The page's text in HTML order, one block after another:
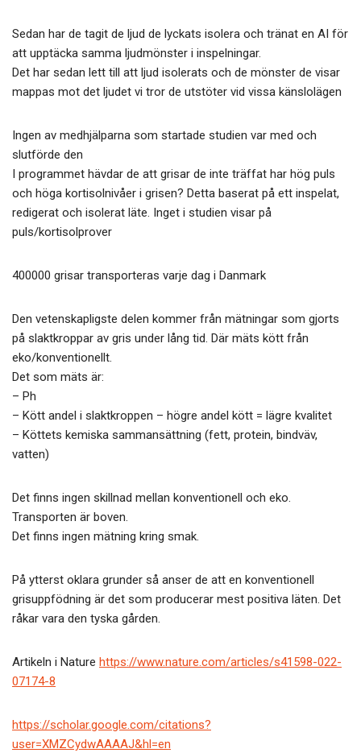
Sedan har de tagit de ljud de lyckats isolera och tränat en AI för
att upptäcka samma ljudmönster i inspelningar.
Det har sedan lett till att ljud isolerats och de mönster de visar
mappas mot det ljudet vi tror de utstöter vid vissa känslolägen
Ingen av medhjälparna som startade studien var med och
slutförde den
I programmet hävdar de att grisar de inte träffat har hög puls
och höga kortisolnivåer i grisen? Detta baserat på ett inspelat,
redigerat och isolerat läte. Inget i studien visar på
puls/kortisolprover
400000 grisar transporteras varje dag i Danmark
Den vetenskapligste delen kommer från mätningar som gjorts
på slaktkroppar av gris under lång tid. Där mäts kött från
eko/konventionellt.
Det som mäts är:
– Ph
– Kött andel i slaktkroppen – högre andel kött = lägre kvalitet
– Köttets kemiska sammansättning (fett, protein, bindväv,
vatten)
Det finns ingen skillnad mellan konventionell och eko.
Transporten är boven.
Det finns ingen mätning kring smak.
På ytterst oklara grunder så anser de att en konventionell
grisuppfödning är det som producerar mest positiva läten. Det
råkar vara den tyska gården.
Artikeln i Nature https://www.nature.com/articles/s41598-022-
07174-8
https://scholar.google.com/citations?
user=XMZCydwAAAAJ&hl=en